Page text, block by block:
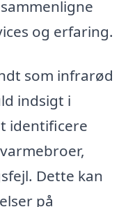
og erfaring.
som infrarød
indsigt i
identificere
Dette kan
på